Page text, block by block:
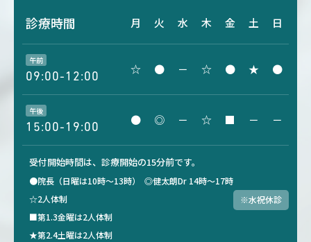
診療時間 月 火 水 木 金 土 日
午前
09:00-12:00
☆ ● － ☆ ● ★ ●
午後
15:00-19:00
● ◎ － ☆ ■ － －
受付開始時間は、診療開始の15分前です。
●院長（日曜は10時～13時） ◎健太朗Dr 14時～17時
☆2人体制
■第1.3金曜は2人体制
★第2.4土曜は2人体制
※水祝休診